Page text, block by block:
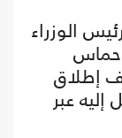
الوزراء
حماس
إطلاق
عبر